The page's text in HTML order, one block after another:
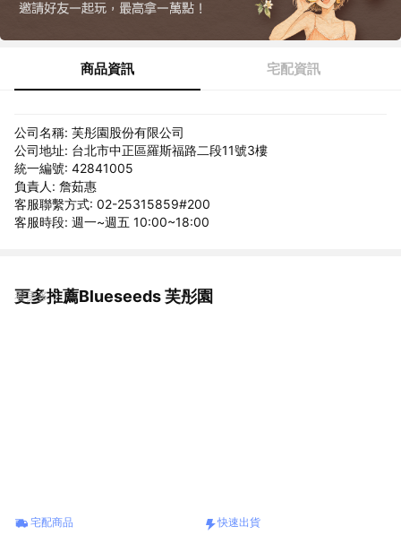
商品資訊 宅配資訊
公司名稱: 芙彤園股份有限公司
公司地址: 台北市中正區羅斯福路二段11號3樓
統一編號: 42841005
負責人: 詹茹惠
客服聯繫方式: 02-25315859#200
客服時段: 週一~週五 10:00~18:00
更多推薦Blueseeds 芙彤園
看更多
宅配商品 快速出貨